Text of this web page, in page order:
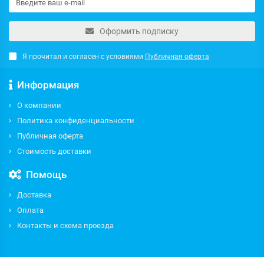
Оформить подписку
Я прочитал и согласен с условиями Публичная оферта
Информация
О компании
Политика конфиденциальности
Публичная оферта
Стоимость доставки
Помощь
Доставка
Оплата
Контакты и схема проезда